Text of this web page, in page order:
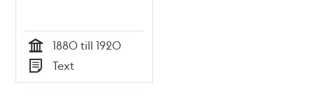
Tid
1880 till 1920
Typ
Text